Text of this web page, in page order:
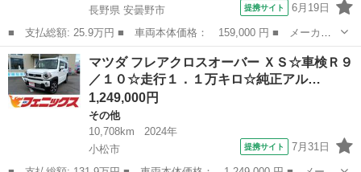
長野県 安曇野市
提携サイト 6月19日
■ 支払総額: 25.9万円 ■ 車両本体価格： 159,000 円 ■ メーカー
名： マツダ ■ 車種名： フレアワゴン ■ グレード名： ＸＳリ
ミテッド ４ＷＤ 車検２年 修復歴無し 両側電動スライドドア
シートヒータ...
長野 安曇野市 その他
マツダ フレアクロスオーバー ＸＳ☆車検Ｒ９
／１０☆走行１．１万キロ☆純正アル…
1,249,000円
その他
10,708km
2024年
小松市
提携サイト 7月31日